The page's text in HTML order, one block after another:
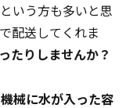
いう方も多いと思
配送してくれま
たりしませんか？
機械に水が入った容